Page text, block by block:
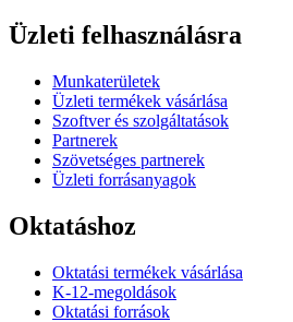
Üzleti felhasználásra
Munkaterületek
Üzleti termékek vásárlása
Szoftver és szolgáltatások
Partnerek
Szövetséges partnerek
Üzleti forrásanyagok
Oktatáshoz
Oktatási termékek vásárlása
K-12-megoldások
Oktatási források